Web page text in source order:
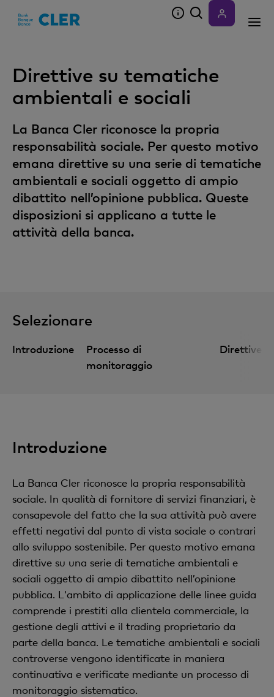
Direttive su tematiche
ambientali e sociali
La Banca Cler riconosce la propria
responsabilità sociale. Per questo motivo
emana direttive su una serie di tematiche
ambientali e sociali oggetto di ampio
dibattito nell’opinione pubblica. Queste
disposizioni si applicano a tutte le
attività della banca.
Selezionare
Introduzione
Processo di
monitoraggio
Direttive
Introduzione
La Banca Cler riconosce la propria responsabilità
sociale. In qualità di fornitore di servizi finanziari, è
consapevole del fatto che la sua attività può avere
effetti negativi dal punto di vista sociale o contrari
allo sviluppo sostenibile. Per questo motivo emana
direttive su una serie di tematiche ambientali e
sociali oggetto di ampio dibattito nell’opinione
pubblica. L'ambito di applicazione delle linee guida
comprende i prestiti alla clientela commerciale, la
gestione degli attivi e il trading proprietario da
parte della banca. Le tematiche ambientali e sociali
controverse vengono identificate in maniera
continuativa e verificate mediante un processo di
monitoraggio sistematico.